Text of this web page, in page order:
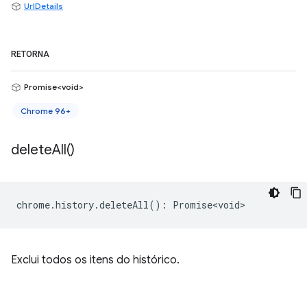
UrlDetails
RETORNA
Promise<void>
Chrome 96+
deleteAll()
chrome.history.deleteAll() : Promise<void>
Exclui todos os itens do histórico.